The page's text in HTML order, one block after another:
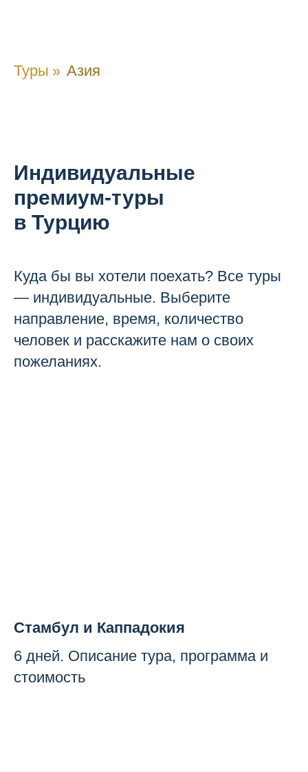
Туры » Азия
Индивидуальные
премиум-туры
в Турцию
Куда бы вы хотели поехать? Все туры
— индивидуальные. Выберите
направление, время, количество
человек и расскажите нам о своих
пожеланиях.
Стамбул и Каппадокия
6 дней. Описание тура, программа и
стоимость